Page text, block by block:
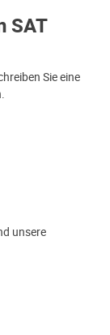
SAT
Sie eine
unsere